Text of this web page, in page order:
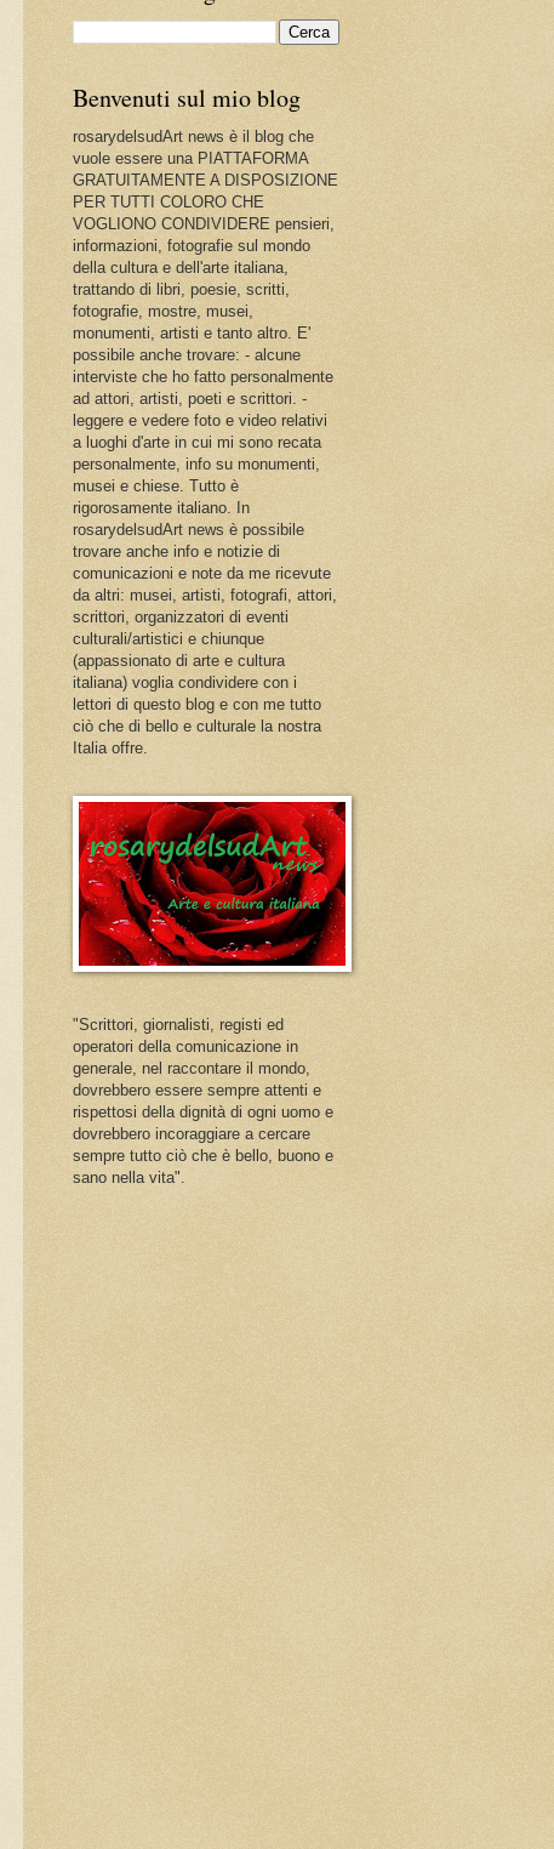
Benvenuti sul mio blog
rosarydelsudArt news è il blog che
vuole essere una PIATTAFORMA
GRATUITAMENTE A DISPOSIZIONE
PER TUTTI COLORO CHE
VOGLIONO CONDIVIDERE pensieri,
informazioni, fotografie sul mondo
della cultura e dell'arte italiana,
trattando di libri, poesie, scritti,
fotografie, mostre, musei,
monumenti, artisti e tanto altro. E'
possibile anche trovare: - alcune
interviste che ho fatto personalmente
ad attori, artisti, poeti e scrittori. -
leggere e vedere foto e video relativi
a luoghi d'arte in cui mi sono recata
personalmente, info su monumenti,
musei e chiese. Tutto è
rigorosamente italiano. In
rosarydelsudArt news è possibile
trovare anche info e notizie di
comunicazioni e note da me ricevute
da altri: musei, artisti, fotografi, attori,
scrittori, organizzatori di eventi
culturali/artistici e chiunque
(appassionato di arte e cultura
italiana) voglia condividere con i
lettori di questo blog e con me tutto
ciò che di bello e culturale la nostra
Italia offre.
"Scrittori, giornalisti, registi ed
operatori della comunicazione in
generale, nel raccontare il mondo,
dovrebbero essere sempre attenti e
rispettosi della dignità di ogni uomo e
dovrebbero incoraggiare a cercare
sempre tutto ciò che è bello, buono e
sano nella vita".